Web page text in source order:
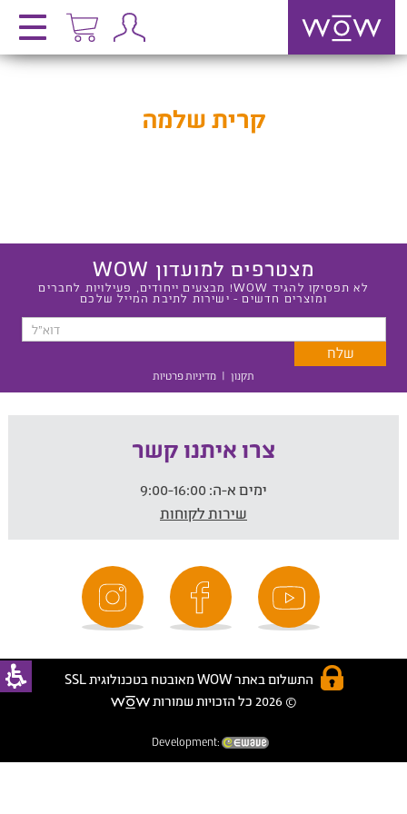
קרית שלמה
מצטרפים למועדון WOW
לא תפסיקו להגיד WOW! מבצעים ייחודים, פעילויות לחברים
ומוצרים חדשים - ישירות לתיבת המייל שלכם
תקנון | מדיניות פרטיות
צרו איתנו קשר
ימים א-ה:
שירות לקוחות
התשלום באתר WOW מאובטח בטכנולוגית SSL
© 2026 כל הזכויות שמורות
Development: